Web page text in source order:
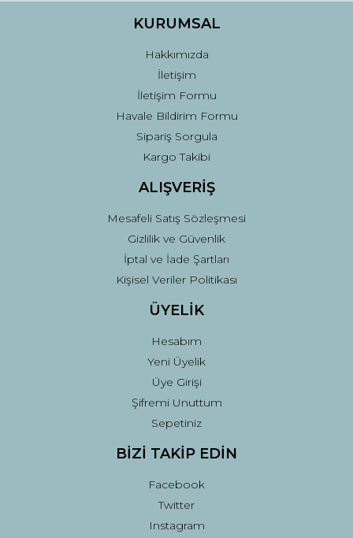
KURUMSAL
Hakkımızda
İletişim
İletişim Formu
Havale Bildirim Formu
Sipariş Sorgula
Kargo Takibi
ALIŞVERİŞ
Mesafeli Satış Sözleşmesi
Gizlilik ve Güvenlik
İptal ve İade Şartları
Kişisel Veriler Politikası
ÜYELİK
Hesabım
Yeni Üyelik
Üye Girişi
Şifremi Unuttum
Sepetiniz
BİZİ TAKİP EDİN
Facebook
Twitter
Instagram